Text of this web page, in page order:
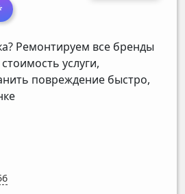
Ремонтируем все бренды
услуги,
повреждение быстро,